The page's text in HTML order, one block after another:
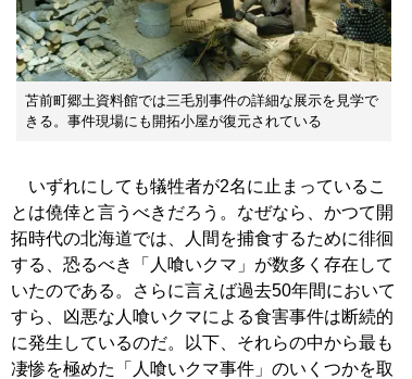
苫前町郷土資料館では三毛別事件の詳細な展示を見学で
きる。事件現場にも開拓小屋が復元されている
いずれにしても犠牲者が2名に止まっているこ
とは僥倖と言うべきだろう。なぜなら、かつて開
拓時代の北海道では、人間を捕食するために徘徊
する、恐るべき「人喰いクマ」が数多く存在して
いたのである。さらに言えば過去50年間において
すら、凶悪な人喰いクマによる食害事件は断続的
に発生しているのだ。以下、それらの中から最も
凄惨を極めた「人喰いクマ事件」のいくつかを取